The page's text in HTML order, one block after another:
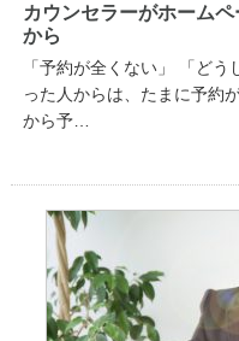
カウンセラーがホーム
から
「予約が全くない」 「ど
った人からは、たまに予約
から予…